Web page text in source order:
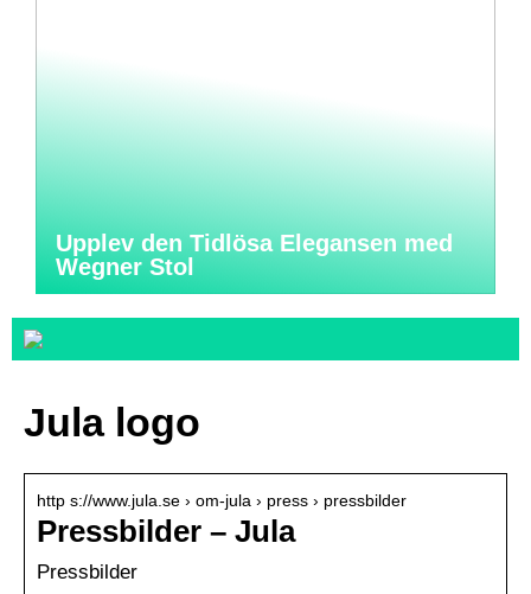
Upplev den Tidlösa Elegansen med
Wegner Stol
Jula logo
http s://www.jula.se › om-jula › press › pressbilder
Pressbilder – Jula
Pressbilder